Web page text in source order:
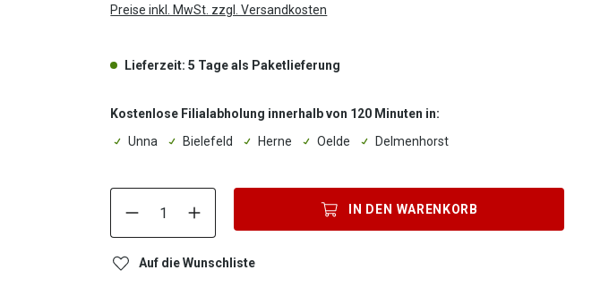
Preise inkl. MwSt. zzgl. Versandkosten
Lieferzeit: 5 Tage als Paketlieferung
Kostenlose Filialabholung innerhalb von 120 Minuten in:
Unna
Bielefeld Herne Oelde Delmenhorst
Produkt Anzahl: Gib den gewünschten Wert ein oder benutze die
IN DEN WARENKORB
Auf die Wunschliste